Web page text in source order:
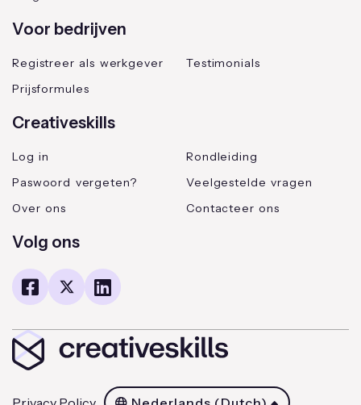
Voor bedrijven
Registreer als werkgever
Prijsformules
Testimonials
Creativeskills
Log in
Paswoord vergeten?
Over ons
Rondleiding
Veelgestelde vragen
Contacteer ons
Volg ons